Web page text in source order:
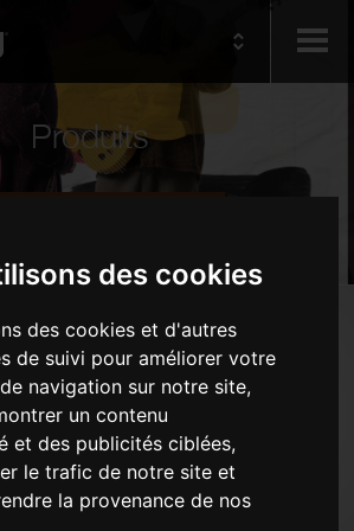
des cookies
des cookies et d'autres
de suivi pour améliorer votre
navigation sur notre site,
un contenu
et des publicités ciblées,
le trafic de notre site et
la provenance de nos
Kids
Produits
- Bois
- Cuivres
divers
de piano